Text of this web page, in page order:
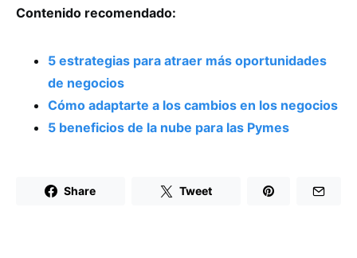
Contenido recomendado:
5 estrategias para atraer más oportunidades
de negocios
Cómo adaptarte a los cambios en los negocios
5 beneficios de la nube para las Pymes
Share Tweet